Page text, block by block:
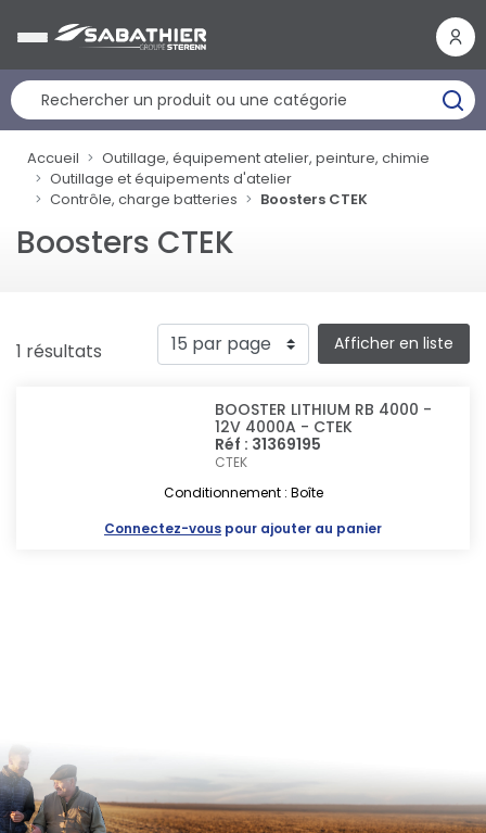
Accueil
Outillage, équipement atelier, peinture, chimie
Outillage et équipements d'atelier
Contrôle, charge batteries
Boosters CTEK
Boosters CTEK
1 résultats Afficher en liste
BOOSTER LITHIUM RB 4000 -
12V 4000A - CTEK
Réf : 31369195
CTEK
Conditionnement : Boîte
Connectez-vous pour ajouter au panier